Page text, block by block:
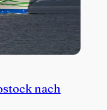
nach